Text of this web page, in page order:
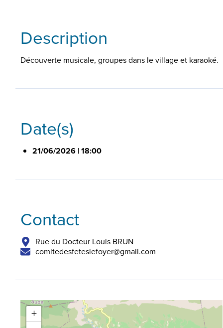
Description
Découverte musicale, groupes dans le village et karaoké.
Date(s)
21/06/2026 | 18:00
Contact
Rue du Docteur Louis BRUN
comitedesfeteslefoyer@gmail.com
+